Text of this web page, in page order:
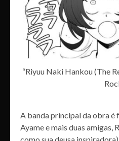
“Riyuu Naki Hankou (The
A banda principal da obra é
Ayame e mais duas amigas,
como sua deusa